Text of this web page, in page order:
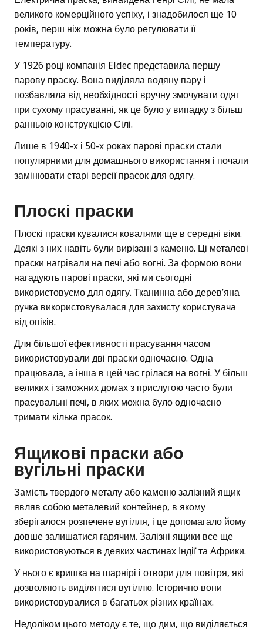
великого комерційного успіху, і знадобилося ще 10
років, перш ніж можна було регулювати її
температуру.
У 1926 році компанія Eldec представила першу
парову праску. Вона виділяла водяну пару і
позбавляла від необхідності вручну змочувати одяг
при сухому прасуванні, як це було у випадку з більш
ранньою конструкцією Сілі.
Лише в 1940-х і 50-х роках парові праски стали
популярними для домашнього використання і почали
замінювати старі версії прасок для одягу.
Плоскі праски
Плоскі праски кувалися ковалями ще в середні віки.
Деякі з них навіть були вирізані з каменю. Ці металеві
праски нагрівали на печі або вогні. За формою вони
нагадують парові праски, які ми сьогодні
використовуємо для одягу. Тканинна або дерев’яна
ручка використовувалася для захисту користувача
від опіків.
Для більшої ефективності прасування часом
використовували дві праски одночасно. Одна
працювала, а інша в цей час грілася на вогні. У більш
великих і заможних домах з прислугою часто були
прасувальні печі, в яких можна було одночасно
тримати кілька прасок.
Ящикові праски або
вугільні праски
Замість твердого металу або каменю залізний ящик
являв собою металевий контейнер, в якому
зберігалося розпечене вугілля, і це допомагало йому
довше залишатися гарячим. Залізні ящики все ще
використовуються в деяких частинах Індії та Африки.
У нього є кришка на шарнірі і отвори для повітря, які
дозволяють виділятися вугіллю. Історично вони
використовувалися в багатьох різних країнах.
Недоліком цього методу є те, що дим, що виділяється